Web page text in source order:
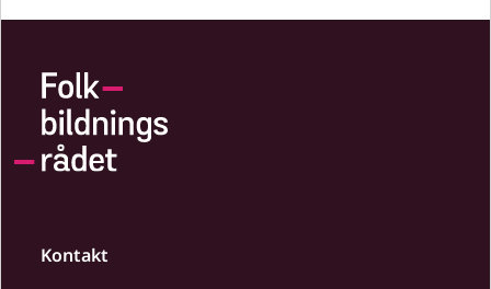
Kontakt